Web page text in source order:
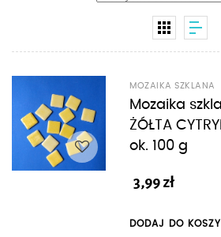
MOZAIKA SZKLANA
Mozaika
ŻÓŁTA
ok. 100 g
3,99zł
DODAJ DO